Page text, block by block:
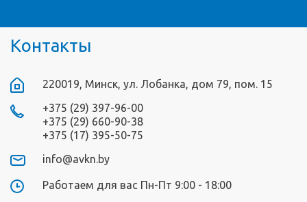
Контакты
220019, Минск, ул. Лобанка, дом 79, пом. 15
+375 (29) 397-96-00
+375 (29) 660-90-38
+375 (17) 395-50-75
info@avkn.by
Работаем для вас Пн-Пт 9:00 - 18:00